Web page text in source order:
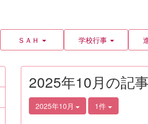
ＳＡＨ 学校行事
2025年10月の記
2025年10月 1件